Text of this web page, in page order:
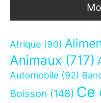
Afrique (90)
Animaux (717)
Automobile (92)
Boisson (148) Ce